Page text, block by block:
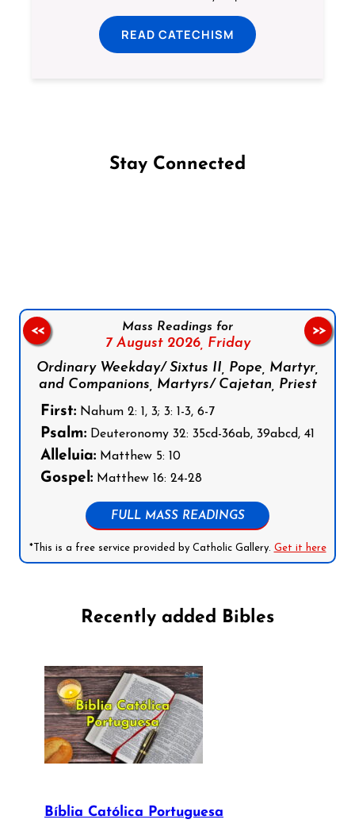
READ CATECHISM
Stay Connected
Mass Readings for
7 August 2026, Friday
Ordinary Weekday/ Sixtus II, Pope, Martyr,
and Companions, Martyrs/ Cajetan, Priest
First: Nahum 2: 1, 3; 3: 1-3, 6-7
Psalm: Deuteronomy 32: 35cd-36ab, 39abcd, 41
Alleluia: Matthew 5: 10
Gospel: Matthew 16: 24-28
FULL MASS READINGS
*This is a free service provided by Catholic Gallery. Get it here
<< >>
Recently added Bibles
Bíblia Católica Portuguesa